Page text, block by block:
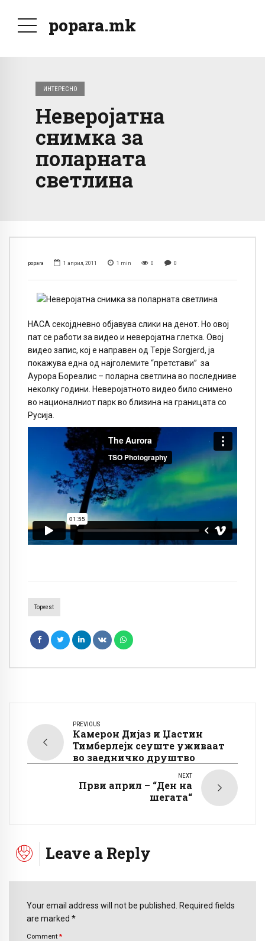
popara.mk
ИНТЕРЕСНО
Неверојатна
снимка за
поларната
светлина
popara 1 април, 2011 1 min 0 0
НАСА секојдневно објавува слики на денот. Но овој
пат се работи за видео и неверојатна глетка. Овој
видео запис, кој е направен од Терје Sorgjerd, ја
покажува една од најголемите “претстави” за
Аурора Бореалис – поларна светлина во последниве
неколку години. Неверојатното видео било снимено
во националниот парк во близина на границата со
Русија.
Topvest
PREVIOUS
Камерон Дијаз и Џастин
Тимберлејк сеуште уживаат
во заедничко друштво
NEXT
Први април – “Ден на
шегата“
Leave a Reply
Your email address will not be published. Required fields
are marked *
Comment *